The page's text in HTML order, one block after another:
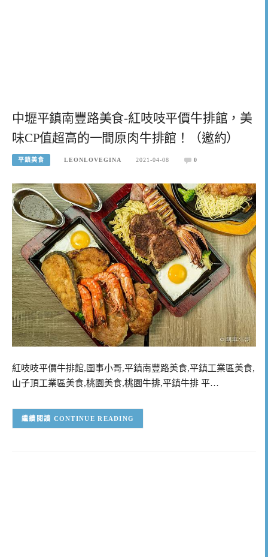
中壢平鎮南豐路美食-紅吱吱平價牛排館，美
味CP值超高的一間原肉牛排館！（邀約）
平鎮美食 LEONLOVEGINA 2021-04-08 0
紅吱吱平價牛排館,圍事小哥,平鎮南豐路美食,平鎮工業區美食,
山子頂工業區美食,桃園美食,桃園牛排,平鎮牛排 平…
CONTINUE READING